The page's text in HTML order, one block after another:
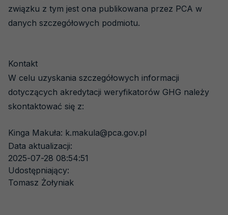
związku z tym jest ona publikowana przez PCA w
danych szczegółowych podmiotu.
Kontakt
W celu uzyskania szczegółowych informacji
dotyczących akredytacji weryfikatorów GHG należy
skontaktować się z:
Kinga Makuła: k.makula@pca.gov.pl
Data aktualizacji:
2025-07-28 08:54:51
Udostępniający:
Tomasz Żołyniak